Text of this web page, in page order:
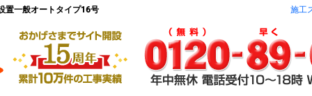
置一般オートタイプ16号 施工